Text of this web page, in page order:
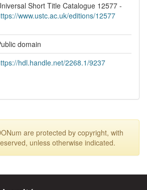
Short Title Catalogue 12577 -
www.ustc.ac.uk/editions/12577
domain
hdl.handle.net/2268.1/9237
are protected by copyright, with
unless otherwise indicated.